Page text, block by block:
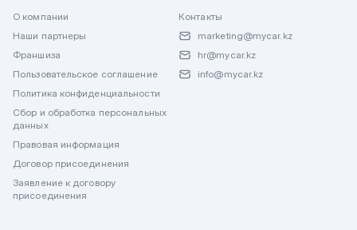
О компании
Наши партнеры
Франшиза
Пользовательское соглашение
Политика конфиденциальности
Сбор и обработка персональных
данных
Правовая информация
Договор присоединения
Заявление к договору
присоединения
Контакты
marketing@mycar.kz
hr@mycar.kz
info@mycar.kz